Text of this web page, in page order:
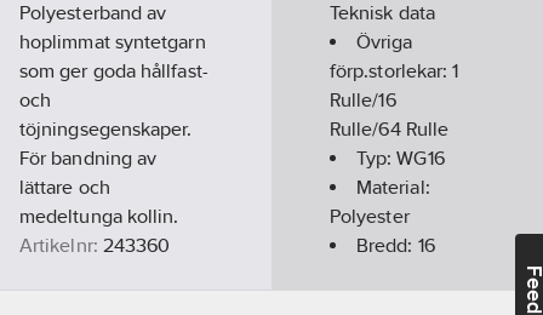
Polyesterband av
hoplimmat syntetgarn
som ger goda hållfast-
och
töjningsegenskaper.
För bandning av
lättare och
medeltunga kollin.
Artikelnr: 243360
Y502235
Teknisk data
Övriga
förp.storlekar:1
Rulle/16
Rulle/64 Rulle
Typ:WG16
Material:
Polyester
Bredd: 16